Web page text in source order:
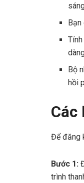
Bạn
Bộ
hồi
Các
Để đăng
Bước 1:
trình